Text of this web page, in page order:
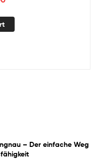
– Der einfache Weg